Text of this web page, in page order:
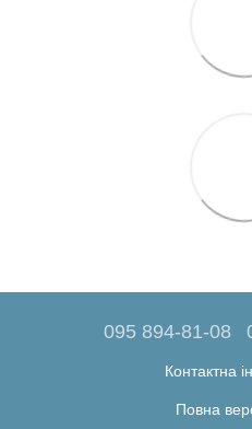
095 894-81-08
Контактна
Повна